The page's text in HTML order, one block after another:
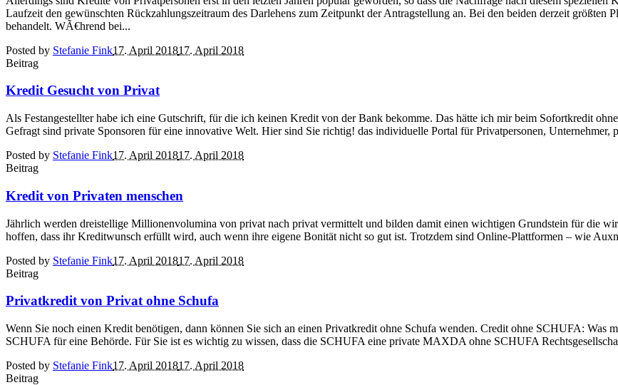
Laufzeit den gewünschten Rückzahlungszeitraum des Darlehens zum Zeitpunkt der Antragstellung an. Bei den beiden derzeit
behandelt. WÃ€hrend bei...
Posted by Stefanie Fink17. April 201817. April 2018
Beitrag
Kredit Gesucht von Privat
Als Festangestellter habe ich eine Gutschrift, für die ich keinen Kredit von der Bank bekomme. Das hätte ich mir beim Sofortkredit
Gefragt sind private Sponsoren für eine innovative Welt. Hier sind Sie richtig! das individuelle Portal für Privatpersonen, Unternehmer,
Posted by Stefanie Fink17. April 201817. April 2018
Beitrag
Kredit von Privaten menschen
Jährlich werden dreistellige Millionenvolumina von privat nach privat vermittelt und bilden damit einen wichtigen Grundstein für die
hoffen, dass ihr Kreditwunsch erfüllt wird, auch wenn ihre eigene Bonität nicht so gut ist. Trotzdem sind Online-Plattformen – wie
Posted by Stefanie Fink17. April 201817. April 2018
Beitrag
Privatkredit von Privat ohne Schufa
Wenn Sie noch einen Kredit benötigen, dann können Sie sich an einen Privatkredit ohne Schufa wenden. Credit ohne SCHUFA:
SCHUFA für eine Behörde. Für Sie ist es wichtig zu wissen, dass die SCHUFA eine private MAXDA ohne SCHUFA
Posted by Stefanie Fink17. April 201817. April 2018
Beitrag